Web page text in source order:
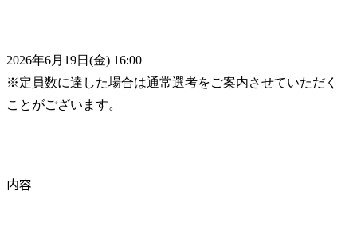
2026年6月19日(金) 16:00
※定員数に達した場合は通常選考をご案内させていただく
ことがございます。
内容